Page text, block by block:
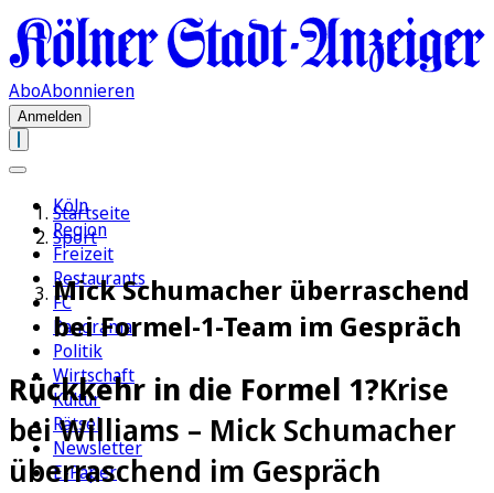
AboAbonnieren
Anmelden
Köln
Region
Freizeit
Restaurants
FC
Panorama
Politik
Wirtschaft
Kultur
Rätsel
Newsletter
E-Paper
Startseite
Sport
Mick Schumacher überraschend
bei Formel-1-Team im Gespräch
Rückkehr in die Formel 1?Krise
bei Williams – Mick Schumacher
überraschend im Gespräch